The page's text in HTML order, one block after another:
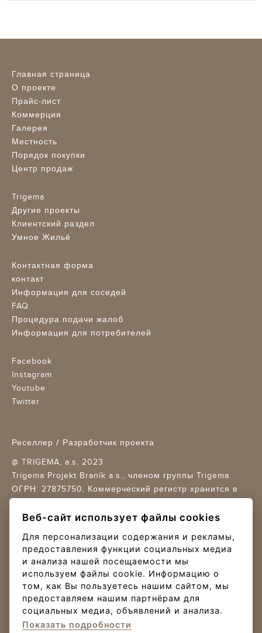
Главная страница
О проекте
Прайс-лист
Коммерция
Галерея
Местность
Порядок покупки
Центр продаж
Trigema
Другие проекты
Клиентский раздел
Умное Жильё
Контактная форма
контакт
Информация для соседей
FAQ
Процедура подачи жалоб
Информация для потребителей
Facebook
Instagram
Youtube
Twitter
Реселлер / Разработчик проекта
@ TRIGEMA, a.s. 2023
Trigema Projekt Braník a.s., членом группы Trigema
ОГРН: 27875750, Коммерческий регистр хранится в
Условия и положения/Защита личных данных/
Design Trigema + Re-Hab / Creative boutique s.r.o.
Внедрение и эксплуатация Nux s.r.o.
Онлайн-платежи
Оплата комиссии за бронирование осуществляется
через платежный шлюз Gopay.
Веб-сайт использует файлы cookies
Для персонализации содержания и рекламы,
предоставления функции социальных медиа
и анализа нашей посещаемости мы
используем файлы cookie. Информацию о
том, как Вы пользуетесь нашим сайтом, мы
предоставляем нашим партнёрам для
социальных медиа, объявлений и анализа.
Показать подробности